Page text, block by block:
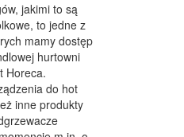
ŁAZIENKI
RTV, AGD
jakimi to są
to jedne z
mamy dostęp
hurtowni
Horeca.
do hot
inne produkty